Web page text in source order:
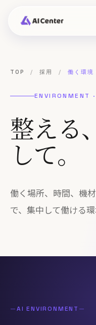
TOP / 採用 / 働く環境
ENVIRONMENT
整える、
して。
働く場所、時間、機
で、集中して働ける環
—AI ENVIRONMENT —